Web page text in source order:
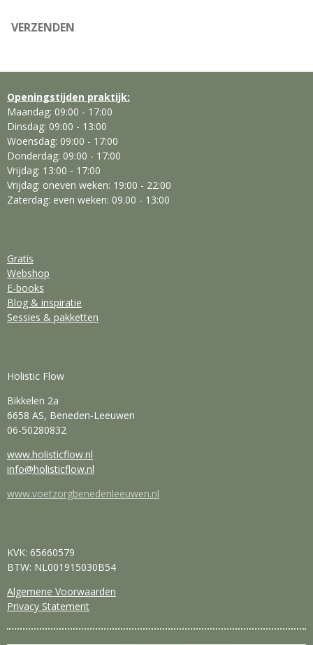
VERZENDEN
Openingstijden praktijk:
Maandag: 09:00 - 17:00
Dinsdag: 09:00 - 13:00
Woensdag: 09:00 - 17:00
Donderdag: 09:00 - 17:00
Vrijdag: 13:00 - 17:00
Vrijdag: oneven weken: 19:00 - 22:00
Zaterdag: even weken: 09.00 - 13:00
Gratis
Webshop
E-books
Blog & inspiratie
Sessies & pakketten
Holistic Flow
Bikkelen 2a
6658 AS, Beneden-Leeuwen
06-50280832
www.holisticflow.nl
info@holisticflow.nl
www.voetzorgbenedenleeuwen.nl
KVK: 65660579
BTW: NL001915030B54
Algemene Voorwaarden
Privacy Statement